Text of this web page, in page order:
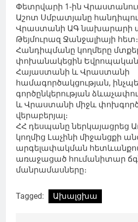
Փետրվարի 1-ին
Աշոտ Սմբատյանը
Վրաստանի ԱԳ նախարարի
Թեյմուրազ Ջանջալիայի հետ։
Հանդիպմանը կողմերը
փոխանակեցին Եվրոպական
Հայաստանի և Վրաստանի
համագործակցության,
գործընկերության
և Վրաստանի միջև
վերաբերյալ։
ՀՀ դեսպանը ներկայացրեց
կողմից Լաչինի միջանցքի
արգելափակման
առաջացած հումանիտար
մանրամասները։
Tagged: Ախալցխա